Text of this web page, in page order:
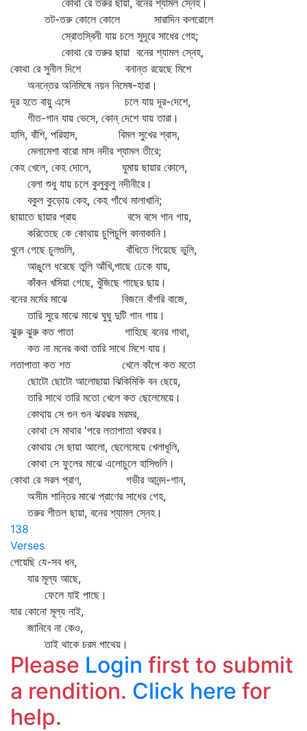
কোথা রে তরুর ছায়া, বনের শ্যামল স্নেহ।
তট-তরু কোলে কোলে সারাদিন কলরোলে
স্রোতস্বিনী যায় চলে সুদূরে সাধের গেহ;
কোথা রে তরুর ছায়া বনের শ্যামল স্নেহ,
কোথা রে সুনীল দিশে বনান্ত রয়েছে মিশে
অনন্তের অনিমিষে নয়ন নিমেষ-হারা।
দূর হতে বায়ু এসে চলে যায় দূর-দেশে,
গীত-গান যায় ভেসে, কোন্‌ দেশে যায় তারা।
হাসি, বাঁশি, পরিহাস, বিমল সুখের শ্বাস,
মেলামেশা বারো মাস নদীর শ্যামল তীরে;
কেহ খেলে, কেহ দোলে, ঘুমায় ছায়ার কোলে,
বেলা শুধু যায় চলে কুলুকুলু নদীনীরে।
বকুল কুড়োয় কেহ, কেহ গাঁথে মালাখানি;
ছায়াতে ছায়ার প্রায় বসে বসে গান গায়,
করিতেছে কে কোথায় চুপিচুপি কানাকানি।
খুলে গেছে চুলগুলি, বাঁধিতে গিয়েছে ভুলি,
আঙুলে ধরেছে তুলি আঁখি,পাছে ঢেকে যায়,
কাঁকন খসিয়া গেছে, খুঁজিছে গাছের ছায়।
বনের মর্মের মাঝে বিজনে বাঁশরি বাজে,
তারি সুরে মাঝে মাঝে ঘুঘু দুটি গান গায়।
ঝুরু ঝুরু কত পাতা গাহিছে বনের গাথা,
কত না মনের কথা তারি সাথে মিশে যায়।
লতাপাতা কত শত খেলে কাঁপে কত মতো
ছোটো ছোটো আলোছায়া ঝিকিমিকি বন ছেয়ে,
তারি সাথে তারি মতো খেলে কত ছেলেমেয়ে।
কোথায় সে গুন গুন ঝরঝর মরমর,
কোথা সে মাথার 'পরে লতাপাতা থরথর।
কোথায় সে ছায়া আলো, ছেলেমেয়ে খেলাধূলি,
কোথা সে ফুলের মাঝে এলোচুলে হাসিগুলি।
কোথা রে সরল প্রাণ, গভীর আনন্দ-গান,
অসীম শান্তির মাঝে প্রাণের সাধের গেহ,
তরুর শীতল ছায়া, বনের শ্যামল স্নেহ।
138
Verses
পেয়েছি যে-সব ধন,
যার মূল্য আছে,
ফেলে যাই পাছে।
যার কোনো মূল্য নাই,
জানিবে না কেও,
তাই থাকে চরম পাথেয়।
Please Login first to submit
a rendition. Click here for
help.